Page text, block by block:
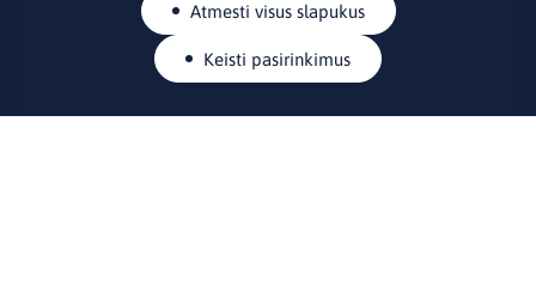
Atmesti visus slapukus
Keisti pasirinkimus